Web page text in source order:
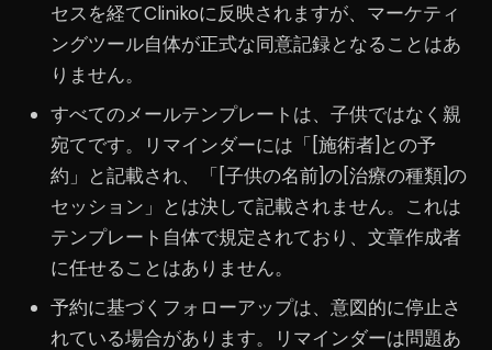
セスを経てClinikoに反映されますが、マーケティ
ングツール自体が正式な同意記録となることはあ
りません。
すべてのメールテンプレートは、子供ではなく親
宛てです。リマインダーには「[施術者]との予
約」と記載され、「[子供の名前]の[治療の種類]の
セッション」とは決して記載されません。これは
テンプレート自体で規定されており、文章作成者
に任せることはありません。
予約に基づくフォローアップは、意図的に停止さ
れている場合があります。リマインダーは問題あ